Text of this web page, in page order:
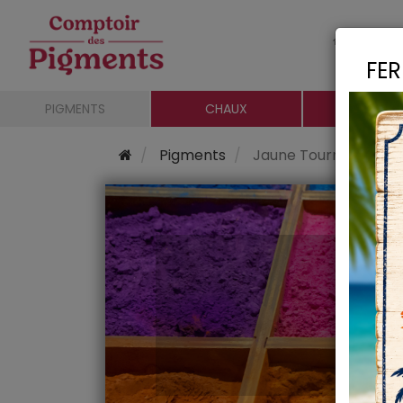
PIGMENTS CHAUX
Pigments Jaune Tournesol 1256